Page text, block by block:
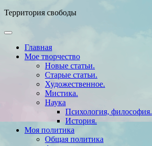
Территория свободы
Главная
Мое творчество
Новые статьи.
Старые статьи.
Художественное.
Мистика.
Наука
Психология, философия.
История.
Моя политика
Общая политика